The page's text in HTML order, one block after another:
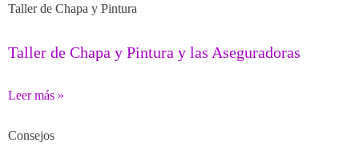
Taller de Chapa y Pintura
Taller de Chapa y Pintura y las Aseguradoras
Leer más »
Consejos